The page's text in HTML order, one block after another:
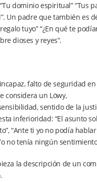
dominio espiritual” “Tus
Un padre que también es
tuyo” “¿En qué te
dioses y reyes”.
falto de seguridad
considera un Löwy,
sentido de la
inferioridad: “El asunto
“Ante ti yo no podía
no tenía ningún
la descripción de un